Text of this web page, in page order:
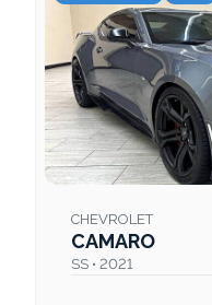
CHEVROLET
CAMARO
SS • 2021